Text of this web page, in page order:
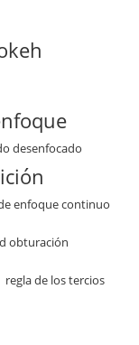
desenfocado
enfoque continuo
obturación
regla de los tercios